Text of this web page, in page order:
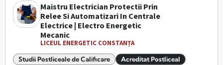
Maistru Electrician Protectii Prin
Relee Si Automatizari In Centrale
Electrice | Electro Energetic
Mecanic
LICEUL ENERGETIC CONSTANȚA
Studii Postliceale de Calificare Acreditat Postliceal